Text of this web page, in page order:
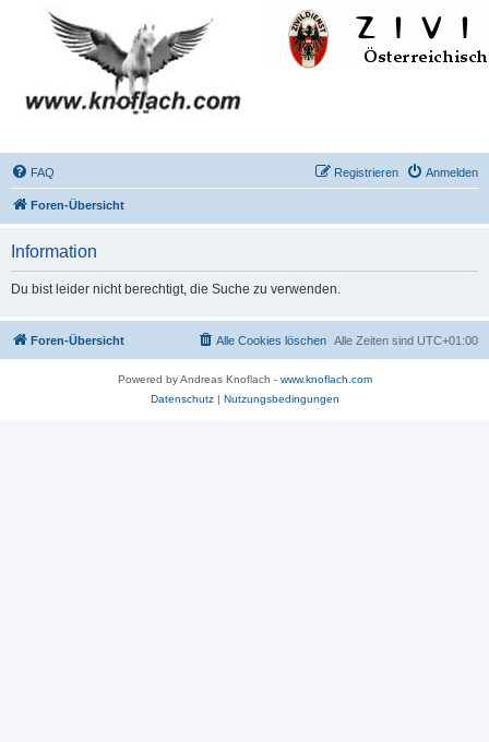
FAQ Anmelden
Registrieren
Foren-Übersicht
Information
Du bist leider nicht berechtigt, die Suche zu verwenden.
Foren-Übersicht Alle Zeiten sind UTC+01:00
Alle Cookies löschen
Powered by Andreas Knoflach - www.knoflach.com
Datenschutz| Nutzungsbedingungen